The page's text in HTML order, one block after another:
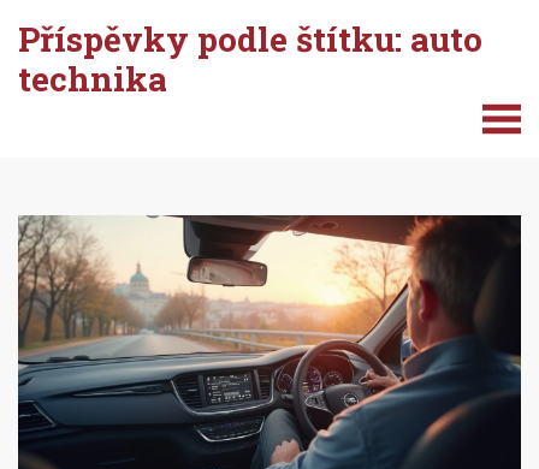
Příspěvky podle štítku: auto
technika